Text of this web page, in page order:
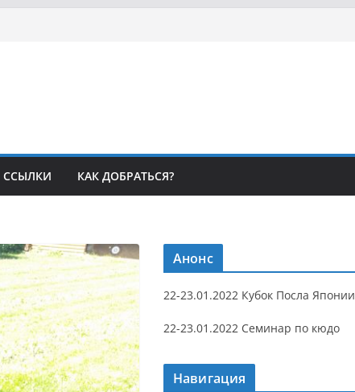
ССЫЛКИ КАК ДОБРАТЬСЯ?
Анонс
22-23.01.2022 Кубок Посла Японии
22-23.01.2022 Семинар по кюдо
Навигация